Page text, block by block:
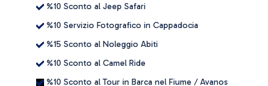
%10 Sconto al Jeep Safari
%10 Servizio Fotografico in Cappadocia
%15 Sconto al Noleggio Abiti
%10 Sconto al Camel Ride
%10 Sconto al Tour in Barca nel Fiume / Avanos